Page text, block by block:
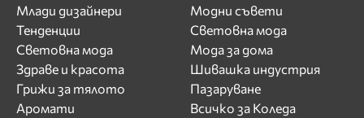
Млади дизайнери
Тенденции
Световна мода
Здраве и красота
Грижи за тялото
Аромати
Модни съвети
Световна мода
Мода за дома
Шивашка индустрия
Пазаруване
Всичко за Коледа